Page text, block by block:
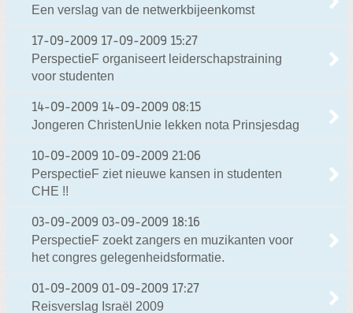
Een verslag van de netwerkbijeenkomst
17-09-2009 17-09-2009 15:27
PerspectieF organiseert leiderschapstraining
voor studenten
14-09-2009 14-09-2009 08:15
Jongeren ChristenUnie lekken nota Prinsjesdag
10-09-2009 10-09-2009 21:06
PerspectieF ziet nieuwe kansen in studenten
CHE !!
03-09-2009 03-09-2009 18:16
PerspectieF zoekt zangers en muzikanten voor
het congres gelegenheidsformatie.
01-09-2009 01-09-2009 17:27
Reisverslag Israël 2009